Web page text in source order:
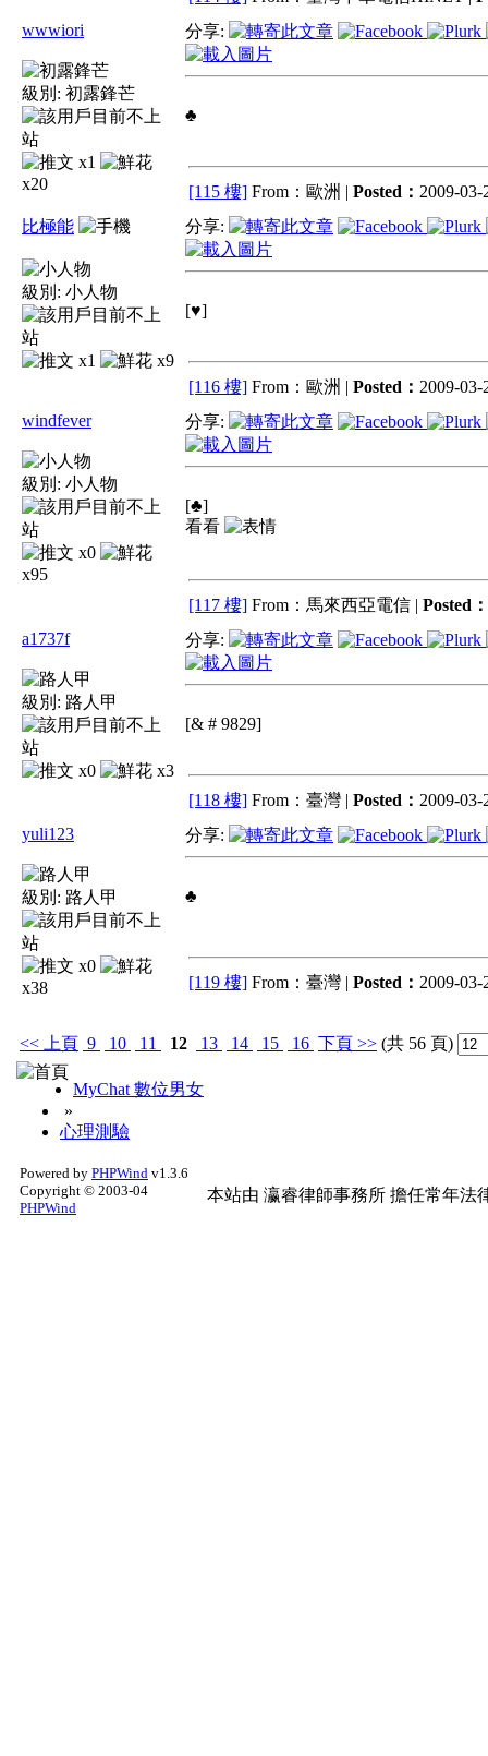
wwwiori
級別: 初露鋒芒
x1
x20
分享:
♣
[115 樓] From：歐洲 | Posted： 2009-03-
比極能
級別: 小人物
x1 x9
分享:
[♥]
[116 樓] From：歐洲 | Posted： 2009-03-
windfever
級別: 小人物
x0
x95
分享:
[♣]
看看
[117 樓] From：馬來西亞電信 | Posted：
a1737f
級別: 路人甲
x0 x3
分享:
[& # 9829]
[118 樓] From：臺灣 | Posted： 2009-03-
yuli123
級別: 路人甲
x0
x38
分享:
♣
[119 樓] From：臺灣 | Posted： 2009-03-
<< 上頁 9 10 11 12 13 14 15 16 下頁 >> (共 56 頁)
MyChat 數位男女
»
心理測驗
Powered by PHPWind v1.3.6
Copyright © 2003-04
PHPWind
本站由 瀛睿律師事務所 擔任常年法